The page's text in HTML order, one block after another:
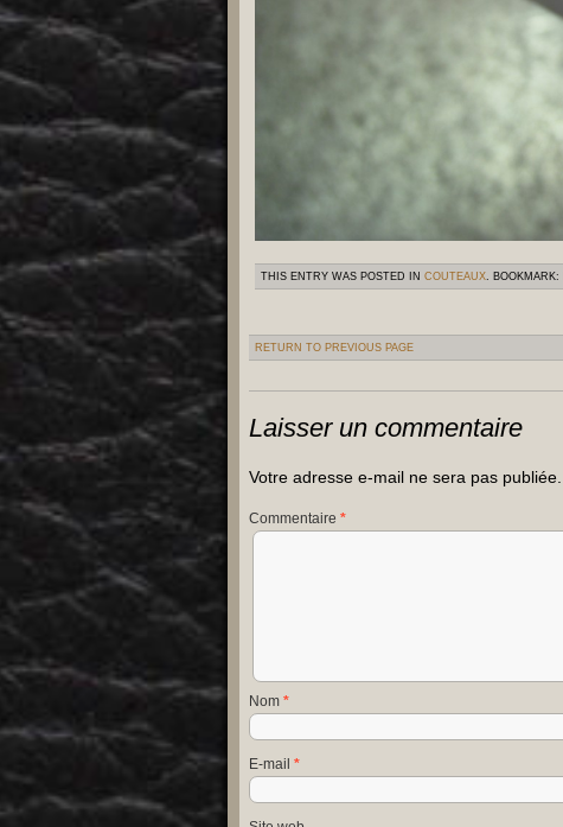
THIS ENTRY WAS POSTED IN COUTEAUX . BOOKMARK:
RETURN TO PREVIOUS PAGE
Laisser un commentaire
Votre adresse e-mail ne sera pas publiée.
Commentaire *
Nom *
E-mail *